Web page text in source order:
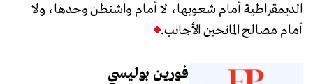
الديمقراطية أمام شعوبها، لا أمام واشنطن وحدها، ولا
أمام مصالح المانحين الأجانب.
فورين بوليسي